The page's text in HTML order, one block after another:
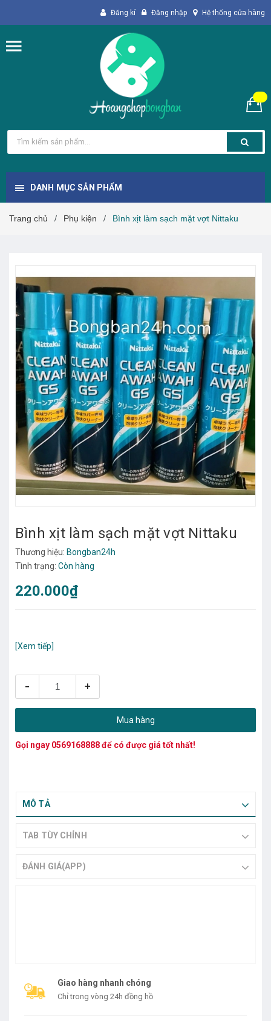
Đăng kí Đăng nhập Hệ thống cửa hàng
DANH MỤC SẢN PHẨM
Trang chủ / Phụ kiện / Bình xịt làm sạch mặt vợt Nittaku
Bình xịt làm sạch mặt vợt Nittaku
Thương hiệu: Bongban24h
Tình trạng: Còn hàng
220.000₫
[Xem tiếp]
- +
Mua hàng
Gọi ngay 0569168888để có được giá tốt nhất!
MÔ TẢ
TAB TÙY CHỈNH
ĐÁNH GIÁ(APP)
Giao hàng nhanh chóng
Chỉ trong vòng 24h đồng hồ